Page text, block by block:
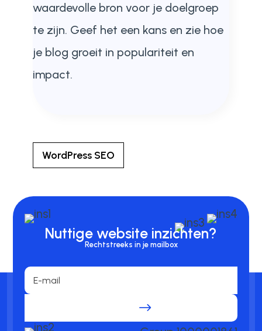
waardevolle bron voor je doelgroep
te zijn. Geef het een kans en zie hoe
je blog groeit in populariteit en
impact.
WordPress SEO
Nuttige website inzichten?
Rechtstreeks in je mailbox